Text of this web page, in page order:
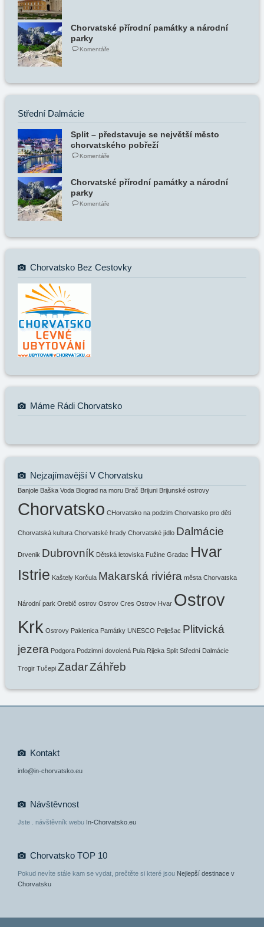
Chorvatské přírodní památky a národní
parky
Komentáře
Střední Dalmácie
Split – představuje se největší město
chorvatského pobřeží
Komentáře
Chorvatské přírodní památky a národní
parky
Komentáře
Chorvatsko Bez Cestovky
Máme Rádi Chorvatsko
Nejzajímavější V Chorvatsku
Banjole Baška Voda Biograd na moru Brač Brijuni Brijunské ostrovy
Chorvatsko CHorvatsko na podzim Chorvatsko pro děti
Chorvatská kultura Chorvatské hrady Chorvatské jídlo Dalmácie
Drvenik Dubrovník Dětská letoviska Fužine Gradac Hvar
Istrie Kaštely Korčula Makarská riviéra města Chorvatska
Národní park Orebič ostrov Ostrov Cres Ostrov Hvar Ostrov
Krk Ostrovy Paklenica Památky UNESCO Pelješac Plitvická
jezera Podgora Podzimní dovolená Pula Rijeka Split Střední Dalmácie
Trogir Tučepi ZadarZáhřeb
Kontakt
info@in-chorvatsko.eu
Návštěvnost
Jste . návštěvník webu In-Chorvatsko.eu
Chorvatsko TOP 10
Pokud nevíte stále kam se vydat, prečtěte si které jsou Nejlepší destinace v
Chorvatsku